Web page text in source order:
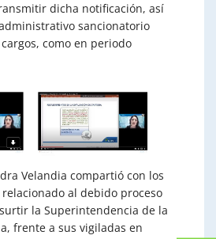
dicha notificación, así
sancionatorio
como en periodo
Velandia compartió con los
al debido proceso
la Superintendencia de la
frente a sus vigiladas en